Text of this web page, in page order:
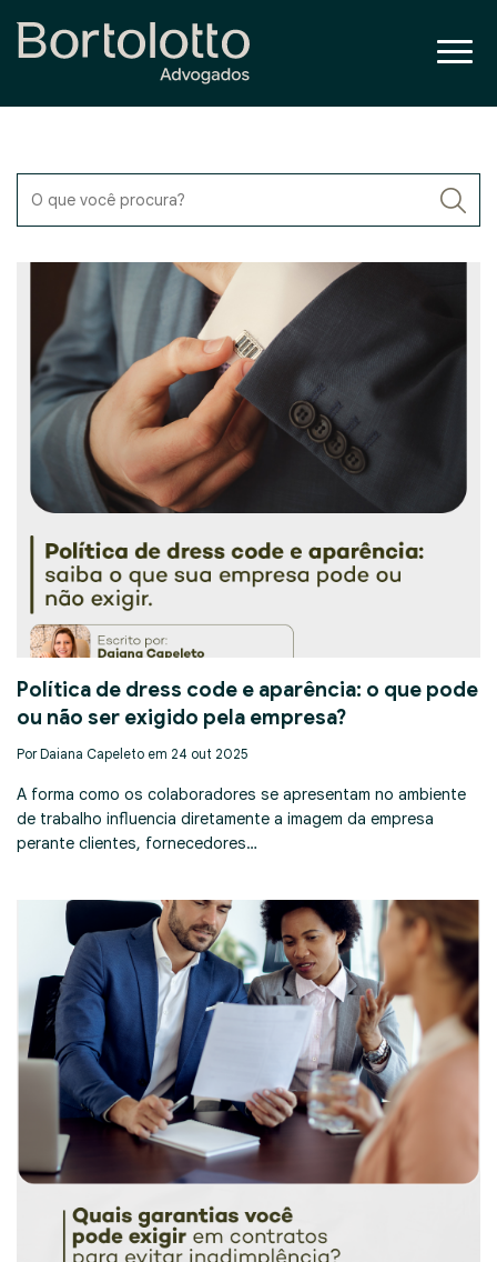
Política de dress code e aparência: o que pode
ou não ser exigido pela empresa?
Por Daiana Capeleto em 24 out 2025
A forma como os colaboradores se apresentam no ambiente
de trabalho influencia diretamente a imagem da empresa
perante clientes, fornecedores…